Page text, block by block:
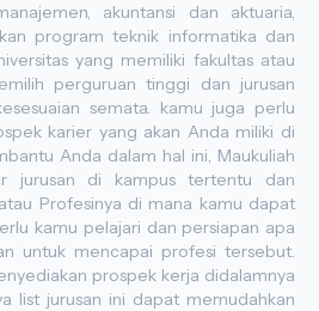
akuntansi dan aktuaria,
program teknik informatika dan
yang memiliki fakultas atau
perguruan tinggi dan jurusan
semata. kamu juga perlu
karier yang akan Anda miliki di
Anda dalam hal ini, Maukuliah
jurusan di kampus tertentu dan
Profesinya di mana kamu dapat
kamu pelajari dan persiapan apa
untuk mencapai profesi tersebut.
prospek kerja didalamnya
list jurusan ini dapat memudahkan